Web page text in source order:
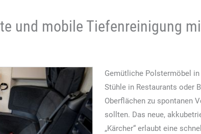
und mobile Tiefenreinigung
Gemütliche Polstermöbel
Stühle in Restaurants oder
Oberflächen zu spontanen
sollten. Das neue,
„Kärcher“ erlaubt eine